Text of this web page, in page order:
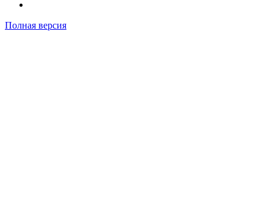
Полная версия